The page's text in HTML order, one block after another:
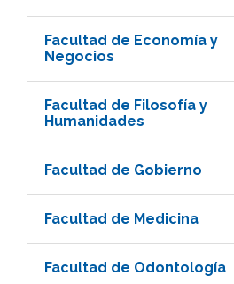
Facultad de Economía y
Negocios
Facultad de Filosofía y
Humanidades
Facultad de Gobierno
Facultad de Medicina
Facultad de Odontología